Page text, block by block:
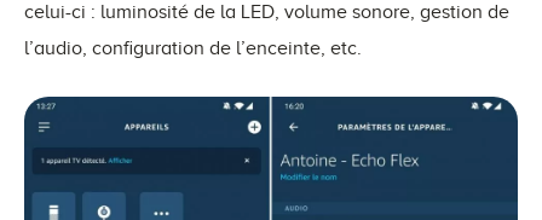
celui-ci : luminosité de la LED, volume sonore, gestion de
l’audio, configuration de l’enceinte, etc.